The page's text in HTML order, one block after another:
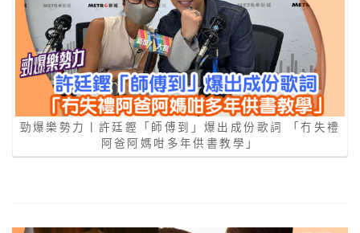
勁爆樂勢力丨許廷鏗「師傅到」爆出成份歌詞 「冇失禮
阿爸阿媽咁多年供書教學」